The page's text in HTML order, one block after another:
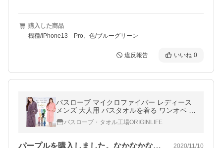
購入した商品
機種/iPhone13 Pro、色/ブルーグリーン
違反報告 いいね 0
バスローブ マイクロファイバー レディース
メンズ 大人用 バスタオルを着る ワンオペ サ
ウナ ジム スポーツ ルームウェア 吸水 ORIG
INLIFE
バスローブ・タオル工場ORIGINLIFE
パープルを購入しました。なかなかないカ… 2020/11/10